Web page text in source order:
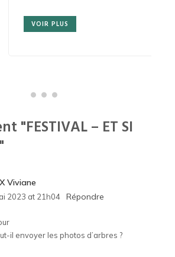
"FESTIVAL – ET SI
Viviane
2023 at 21h04 Répondre
il envoyer les photos d’arbres ?